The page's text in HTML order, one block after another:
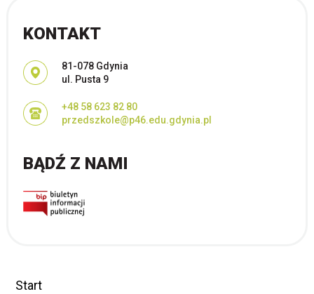
KONTAKT
Adres pocztowy:
81-078 Gdynia
ul. Pusta 9
+48 58 623 82 80
przedszkole@p46.edu.gdynia.pl
BĄDŹ Z NAMI
Start